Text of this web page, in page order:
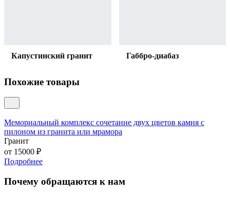
Капустинский гранит Габбро-диабаз
Похожие товары
Мемориальный комплекс сочетание двух цветов камня с
пилоном из гранита или мрамора
Гранит
от 15000 ₽
Подробнее
Почему обращаются к нам